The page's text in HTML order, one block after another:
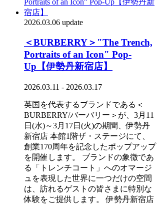
2026.03.06 update
＜BURBERRY＞"The Trench,
Portraits of an Icon" Pop-
Up【伊勢丹新宿店】
2026.03.11 - 2026.03.17
英国を代表するブランドである＜
BURBERRY/バーバリー＞が、3月11
日(水)～3月17日(火)の期間、伊勢丹
新宿店 本館1階ザ・ステージにて、
創業170周年を記念したポップアップ
を開催します。 ブランドの象徴であ
る「トレンチコート」へのオマージ
ュを表現した世界に一つだけの空間
は、訪れるゲストの皆さまに特別な
体験をご提供します。 伊勢丹新宿店